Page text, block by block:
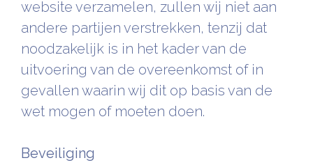
website verzamelen, zullen wij niet aan
andere partijen verstrekken, tenzij dat
noodzakelijk is in het kader van de
uitvoering van de overeenkomst of in
gevallen waarin wij dit op basis van de
wet mogen of moeten doen.
Beveiliging